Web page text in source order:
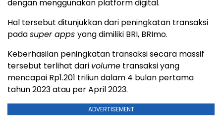
dengan menggunakan platform digital.
Hal tersebut ditunjukkan dari peningkatan transaksi
padasuper apps yang dimiliki BRI, BRImo.
Keberhasilan peningkatan transaksi secara massif
tersebut terlihat dari volume transaksi yang
mencapai Rp1.201 triliun dalam 4 bulan pertama
tahun 2023 atau per April 2023.
ADVERTISEMENT